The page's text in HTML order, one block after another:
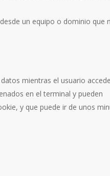
un equipo o dominio
mientras el usuario
en el terminal y pueden
y que puede ir de unos